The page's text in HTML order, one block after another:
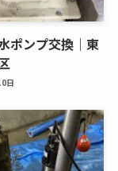
ポンプ交換｜東
日